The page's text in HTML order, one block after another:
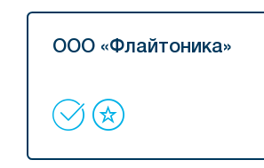
ООО «Флайтоника»